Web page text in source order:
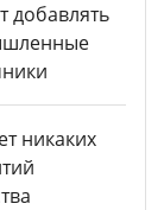
добавлять
никаких